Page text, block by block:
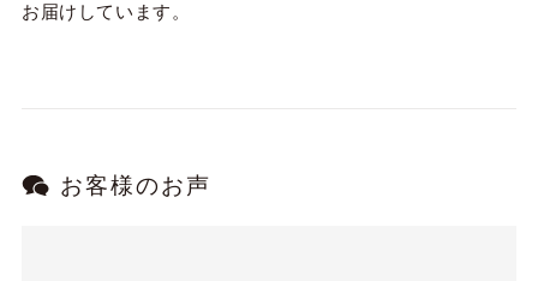
お届けしています。
お客様のお声